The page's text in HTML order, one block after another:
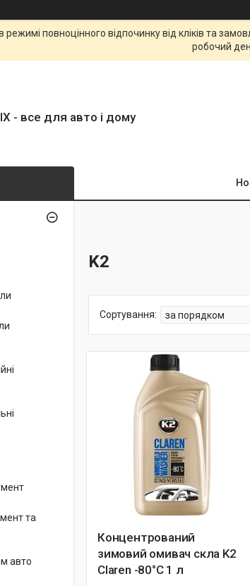
режимі повноцінного відпочинку від кліків та
робочий
- все для авто і дому
K2
Концентрований
зимовий омивач скла K2
Claren -80°C 1 л
та
авто